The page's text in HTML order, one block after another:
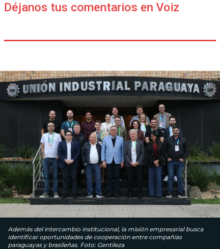
Déjanos tus comentarios en Voiz
Además del intercambio institucional, la misión empresarial busca
identificar oportunidades de cooperación entre compañías
paraguayas y brasileñas. Foto: Gentileza